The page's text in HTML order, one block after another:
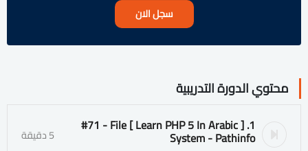
سجل الان
محتوي الدورة التدريبية
1. [ Learn PHP 5 In Arabic ] #71 - File
System - Pathinfo 5 دقيقة